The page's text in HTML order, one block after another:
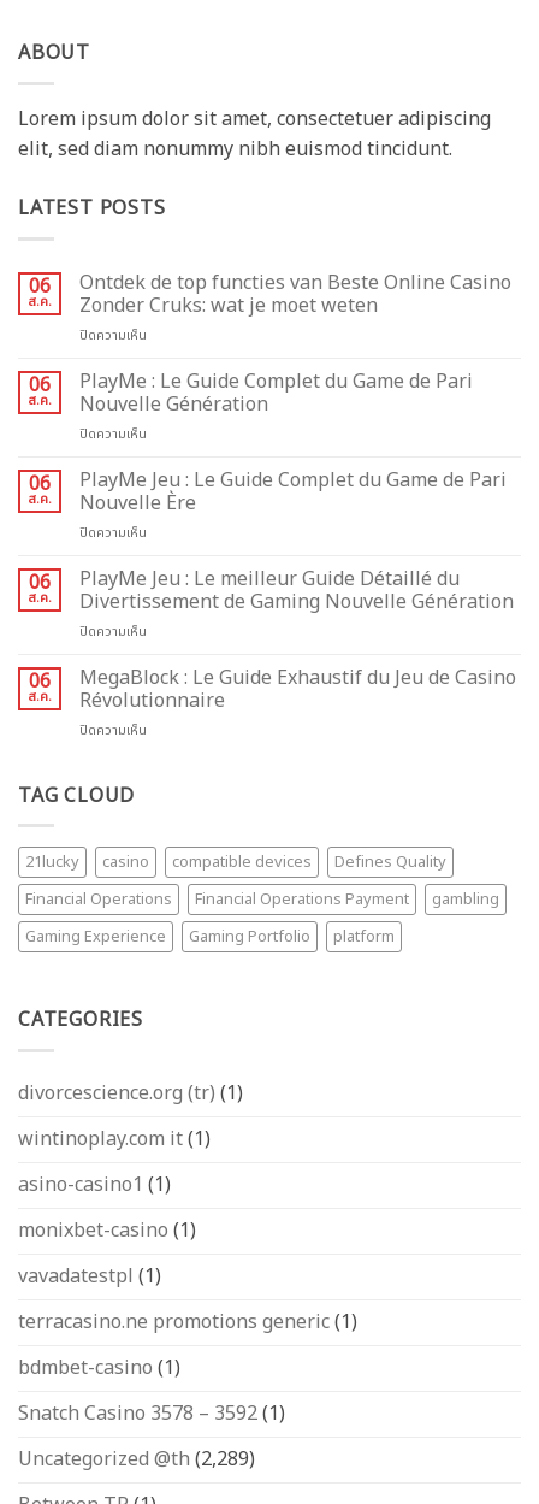
ABOUT
Lorem ipsum dolor sit amet, consectetuer adipiscing
elit, sed diam nonummy nibh euismod tincidunt.
LATEST POSTS
06
ส.ค.
Ontdek de top functies van Beste Online Casino
Zonder Cruks: wat je moet weten
ปิดความเห็น
de
top
functies
Online
Casino
moet
06
ส.ค.
PlayMe : Le Guide Complet du Game de Pari
Nouvelle Génération
ปิดความเห็น
Le
Guide
Game
de
06
ส.ค.
PlayMe Jeu : Le Guide Complet du Game de Pari
Nouvelle Ère
ปิดความเห็น
Jeu
:
Le
du
Game
06
ส.ค.
PlayMe Jeu : Le meilleur Guide Détaillé du
Divertissement de Gaming Nouvelle Génération
ปิดความเห็น
Jeu
:
Le
Gaming
Nouvelle
Génération
06
ส.ค.
MegaBlock : Le Guide Exhaustif du Jeu de Casino
Révolutionnaire
ปิดความเห็น
du
Jeu
de
Casino
Révolutionnaire
TAG CLOUD
21lucky casino compatible devices
Defines Quality
Financial Operations
Financial Operations Payment
gambling
Gaming Experience
Gaming Portfolio platform
CATEGORIES
divorcescience.org (tr) (1)
wintinoplay.com it(1)
asino-casino1 (1)
monixbet-casino (1)
vavadatestpl (1)
terracasino.ne promotions generic(1)
bdmbet-casino (1)
Snatch Casino 3578 – 3592(1)
Uncategorized @th (2,289)